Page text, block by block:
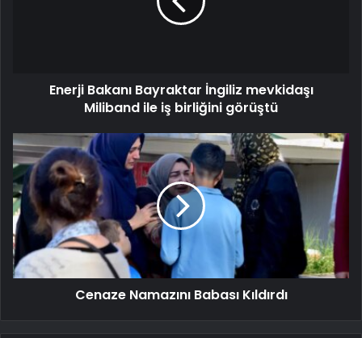
Enerji Bakanı Bayraktar İngiliz mevkidaşı
Miliband ile iş birliğini görüştü
Cenaze Namazını Babası Kıldırdı